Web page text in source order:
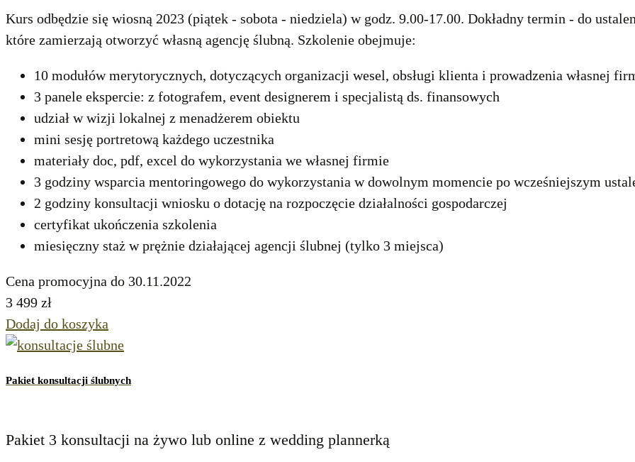
Kurs odbędzie się wiosną 2023 (piątek - sobota - niedziela) w godz. 9.00-17.00. Dokładny termin - do
które zamierzają otworzyć własną agencję ślubną. Szkolenie obejmuje:
10 modułów merytorycznych, dotyczących organizacji wesel, obsługi klienta i prowadzenia własnej
3 panele ekspercie: z fotografem, event designerem i specjalistą ds. finansowych
udział w wizji lokalnej z menadżerem obiektu
mini sesję portretową każdego uczestnika
materiały doc, pdf, excel do wykorzystania we własnej firmie
3 godziny wsparcia mentoringowego do wykorzystania w dowolnym momencie po wcześniejszym
2 godziny konsultacji wniosku o dotację na rozpoczęcie działalności gospodarczej
certyfikat ukończenia szkolenia
miesięczny staż w prężnie działającej agencji ślubnej (tylko 3 miejsca)
Cena promocyjna do 30.11.2022
3 499 zł
Dodaj do koszyka
Pakiet konsultacji ślubnych
Pakiet 3 konsultacji na żywo lub online z wedding plannerką